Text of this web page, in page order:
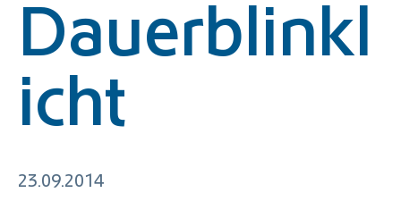
Dauerblinkl
icht
23.09.2014